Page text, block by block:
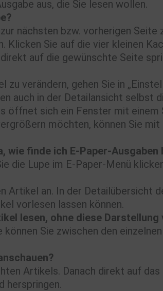
aus, die Sie lesen wollen.
nächsten bzw. vorherigen Seite
Sie auf die vier kleinen
auf die gewünschte Seite
verändern, gehen Sie in
auch in der Detailansicht selbst
öffnet sich ein Fenster mit
möchten, können Sie
finde ich E-Paper-Ausgaben
die Lupe im E-Paper-Menü
Artikel an. In der Detailübersicht
vorlesen lassen können.
lesen, ohne diese Darstellung
Sie zwischen den
Artikels. Danach direkt auf
herspringen.